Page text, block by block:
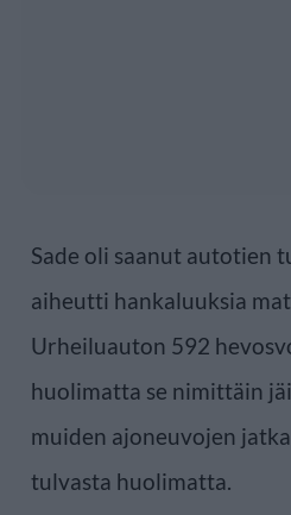
Sade oli saanut autotien
aiheutti hankaluuksia
Urheiluauton 592
huolimatta se nimittäin
muiden ajoneuvojen
tulvasta huolimatta.